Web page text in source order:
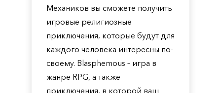
Механиков вы сможете получить
игровые религиозные
приключения, которые будут для
каждого человека интересны по-
своему. Blasphemous – игра в
жанре RPG, а также
приключения, в которой ваш